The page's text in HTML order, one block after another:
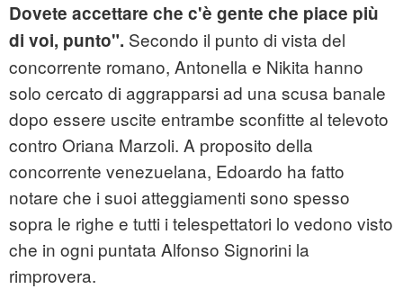
Dovete accettare che c'è gente che piace più
di voi, punto". Secondo il punto di vista del
concorrente romano, Antonella e Nikita hanno
solo cercato di aggrapparsi ad una scusa banale
dopo essere uscite entrambe sconfitte al televoto
contro Oriana Marzoli. A proposito della
concorrente venezuelana, Edoardo ha fatto
notare che i suoi atteggiamenti sono spesso
sopra le righe e tutti i telespettatori lo vedono visto
che in ogni puntata Alfonso Signorini la
rimprovera.